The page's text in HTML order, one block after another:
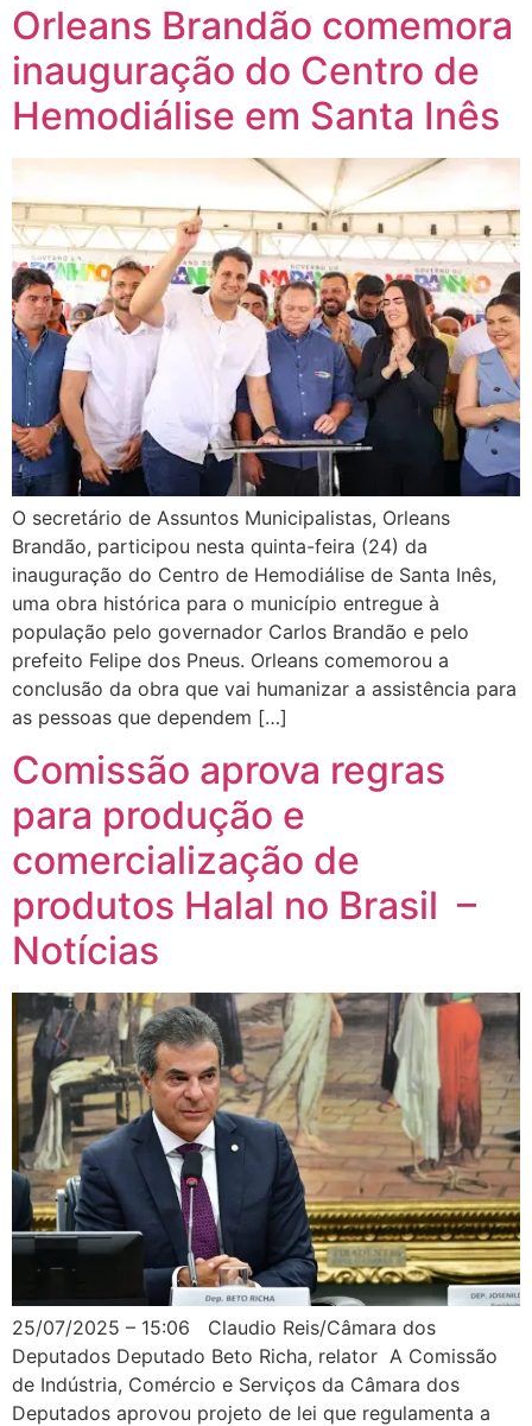
Orleans Brandão comemora
inauguração do Centro de
Hemodiálise em Santa Inês
O secretário de Assuntos Municipalistas, Orleans
Brandão, participou nesta quinta-feira (24) da
inauguração do Centro de Hemodiálise de Santa Inês,
uma obra histórica para o município entregue à
população pelo governador Carlos Brandão e pelo
prefeito Felipe dos Pneus. Orleans comemorou a
conclusão da obra que vai humanizar a assistência para
as pessoas que dependem […]
Comissão aprova regras
para produção e
comercialização de
produtos Halal no Brasil –
Notícias
25/07/2025 – 15:06 Claudio Reis/Câmara dos
Deputados Deputado Beto Richa, relator A Comissão
de Indústria, Comércio e Serviços da Câmara dos
Deputados aprovou projeto de lei que regulamenta a